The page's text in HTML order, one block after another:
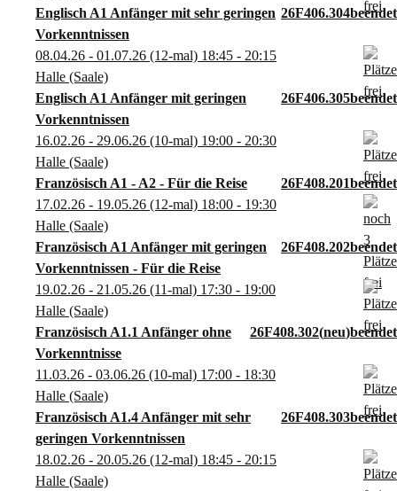
Englisch A1 Anfänger mit sehr geringen
Vorkenntnissen
26F406.304
08.04.26 - 01.07.26 (12-mal) 18:45 - 20:15
Halle (Saale)
Englisch A1 Anfänger mit geringen
Vorkenntnissen
26F406.305
16.02.26 - 29.06.26 (10-mal) 19:00 - 20:30
Halle (Saale)
Französisch A1 - A2 - Für die Reise
26F408.201
17.02.26 - 19.05.26 (12-mal) 18:00 - 19:30
Halle (Saale)
Französisch A1 Anfänger mit geringen
Vorkenntnissen - Für die Reise
26F408.202
19.02.26 - 21.05.26 (11-mal) 17:30 - 19:00
Halle (Saale)
Französisch A1.1 Anfänger ohne
Vorkenntnisse
26F408.302 neu
11.03.26 - 03.06.26 (10-mal) 17:00 - 18:30
Halle (Saale)
Französisch A1.4 Anfänger mit sehr
geringen Vorkenntnissen
26F408.303
18.02.26 - 20.05.26 (12-mal) 18:45 - 20:15
Halle (Saale)